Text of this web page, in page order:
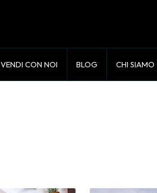
VENDI CON NOI BLOG CHI SIAMO